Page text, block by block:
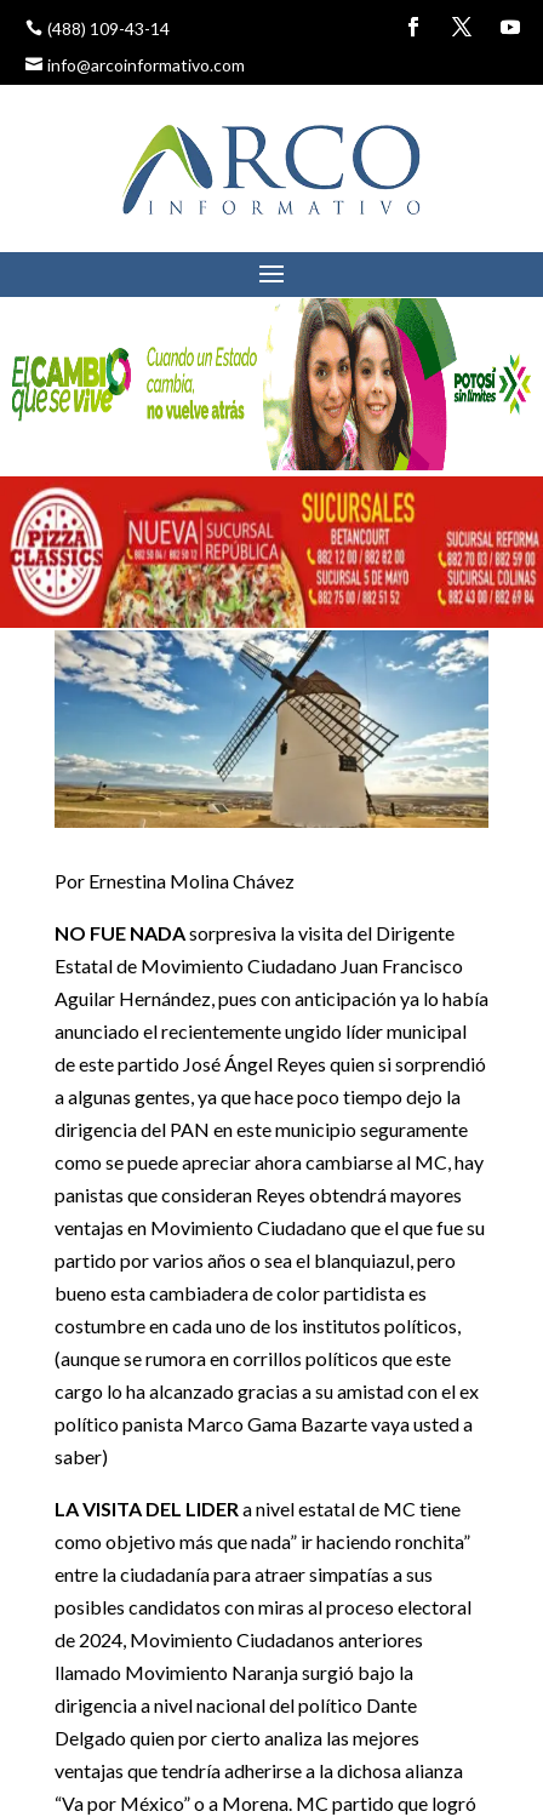
(488) 109-43-14
info@arcoinformativo.com
 Inicio 5 Artículos de opinión 5 MOLINOS DE VIENTO
MOLINOS DE VIENTO
Artículos de opinión
30 mayo, 2022
Por Ernestina Molina Chávez
NO FUE NADAsorpresiva la visita del Dirigente
Estatal de Movimiento Ciudadano Juan Francisco
Aguilar Hernández, pues con anticipación ya lo había
anunciado el recientemente ungido líder municipal
de este partido José Ángel Reyes quien si sorprendió
a algunas gentes, ya que hace poco tiempo dejo la
dirigencia del PAN en este municipio seguramente
como se puede apreciar ahora cambiarse al MC, hay
panistas que consideran Reyes obtendrá mayores
ventajas en Movimiento Ciudadano que el que fue su
partido por varios años o sea el blanquiazul, pero
bueno esta cambiadera de color partidista es
costumbre en cada uno de los institutos políticos,
(aunque se rumora en corrillos políticos que este
cargo lo ha alcanzado gracias a su amistad con el ex
político panista Marco Gama Bazarte vaya usted a
saber)
LA VISITA DEL LIDERa nivel estatal de MC tiene
como objetivo más que nada” ir haciendo ronchita”
entre la ciudadanía para atraer simpatías a sus
posibles candidatos con miras al proceso electoral
de 2024, Movimiento Ciudadanos anteriores
llamado Movimiento Naranja surgió bajo la
dirigencia a nivel nacional del político Dante
Delgado quien por cierto analiza las mejores
ventajas que tendría adherirse a la dichosa alianza
“Va por México” o a Morena. MC partido que logró